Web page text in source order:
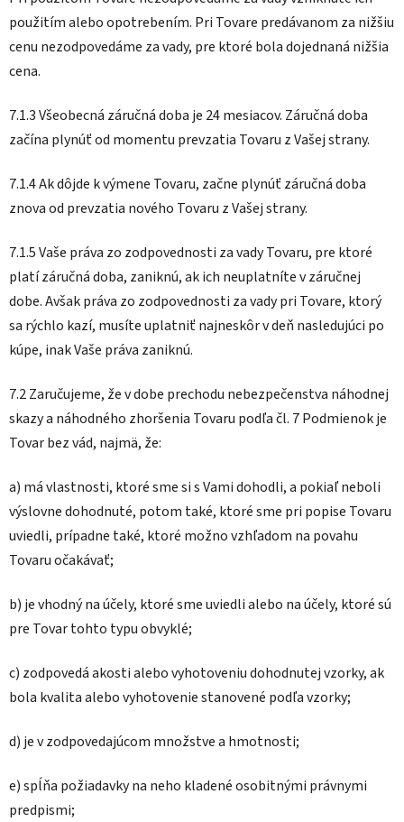
použitím alebo opotrebením. Pri Tovare predávanom za nižšiu
cenu nezodpovedáme za vady, pre ktoré bola dojednaná nižšia
cena.
7.1.3 Všeobecná záručná doba je 24 mesiacov. Záručná doba
začína plynúť od momentu prevzatia Tovaru z Vašej strany.
7.1.4 Ak dôjde k výmene Tovaru, začne plynúť záručná doba
znova od prevzatia nového Tovaru z Vašej strany.
7.1.5 Vaše práva zo zodpovednosti za vady Tovaru, pre ktoré
platí záručná doba, zaniknú, ak ich neuplatníte v záručnej
dobe. Avšak práva zo zodpovednosti za vady pri Tovare, ktorý
sa rýchlo kazí, musíte uplatniť najneskôr v deň nasledujúci po
kúpe, inak Vaše práva zaniknú.
7.2 Zaručujeme, že v dobe prechodu nebezpečenstva náhodnej
skazy a náhodného zhoršenia Tovaru podľa čl. 7 Podmienok je
Tovar bez vád, najmä, že:
a) má vlastnosti, ktoré sme si s Vami dohodli, a pokiaľ neboli
výslovne dohodnuté, potom také, ktoré sme pri popise Tovaru
uviedli, prípadne také, ktoré možno vzhľadom na povahu
Tovaru očakávať;
b) je vhodný na účely, ktoré sme uviedli alebo na účely, ktoré sú
pre Tovar tohto typu obvyklé;
c) zodpovedá akosti alebo vyhotoveniu dohodnutej vzorky, ak
bola kvalita alebo vyhotovenie stanovené podľa vzorky;
d) je v zodpovedajúcom množstve a hmotnosti;
e) spĺňa požiadavky na neho kladené osobitnými právnymi
predpismi;